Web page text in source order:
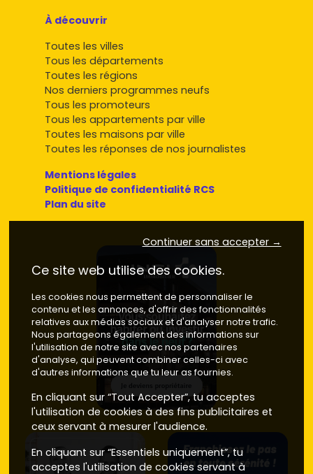
À découvrir
Toutes les villes
Tous les départements
Toutes les régions
Nos derniers programmes neufs
Tous les promoteurs
Tous les appartements par ville
Toutes les maisons par ville
Toutes les réponses de nos journalistes
Mentions légales
Politique de confidentialité RCS
Plan du site
Continuer sans accepter →
Ce site web utilise des cookies.
Les cookies nous permettent de personnaliser le
contenu et les annonces, d'offrir des fonctionnalités
relatives aux médias sociaux et d'analyser notre trafic.
Nous partageons également des informations sur
l'utilisation de notre site avec nos partenaires
d'analyse, qui peuvent combiner celles-ci avec
d'autres informations que tu leur as fournies.
En cliquant sur “Tout Accepter”, tu acceptes
l'utilisation de cookies à des fins publicitaires et
ceux servant à mesurer l'audience.
En cliquant sur “Essentiels uniquement”, tu
acceptes l'utilisation de cookies servant à